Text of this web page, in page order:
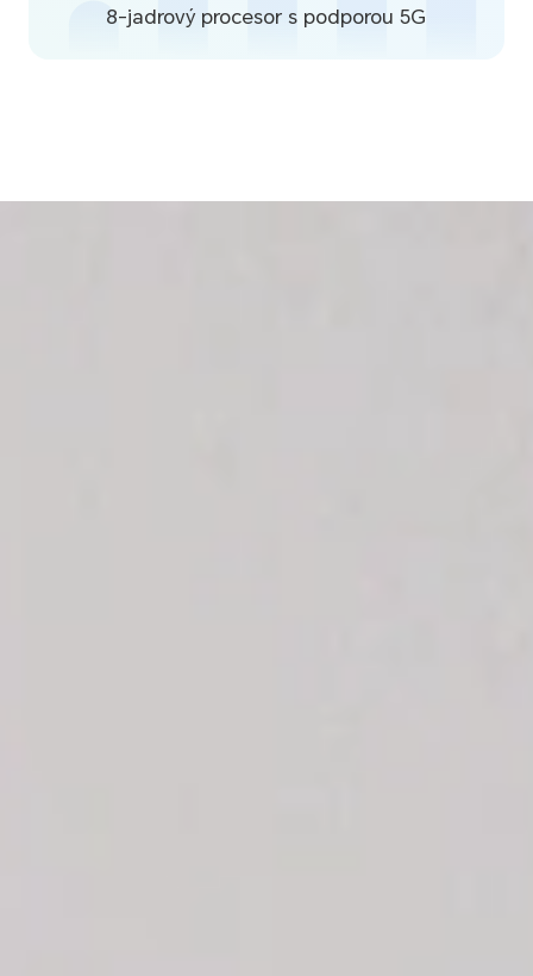
8-jadrový procesor s podporou 5G